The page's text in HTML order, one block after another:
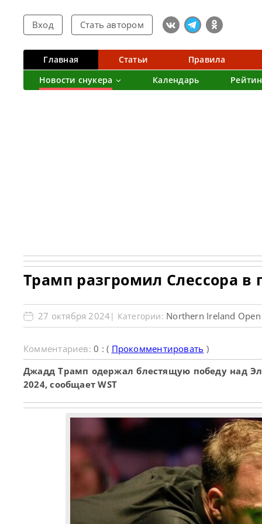
Вход Стать автором
Главная Статьи
Правила
Новости снукера
Календарь
Трамп разгромил Слессора
27 октября 2024| Категории: Northern Ireland
Комментариев:0 : ( Прокомментировать )
Джадд Трамп одержал блестящую победу над
2024, сообщает WST